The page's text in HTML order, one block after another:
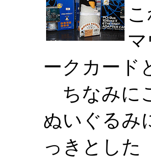
ークカード
ちなみに
ぬいぐるみ
っきとした